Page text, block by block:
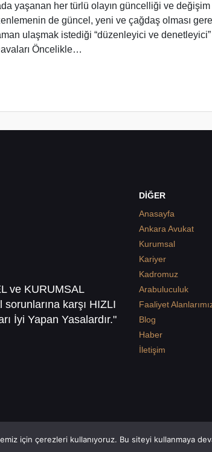
yaşanan her türlü olayın güncelliği ve değişim
de güncel, yeni ve çağdaş olması
ulaşmak istediği “düzenleyici ve denetleyici”
Öncelikle…
ve KURUMSAL
karşı HIZLI
İyi Yapan Yasalardır."
DİĞER
Anasayfa
Ankara Avukat
Kurumsal
Kariyer
Kadromuz
Arabuluculuk
Faaliyet
Blog
Haber
İletişim
için çerezleri kullanıyoruz. Bu siteyi kullanmaya